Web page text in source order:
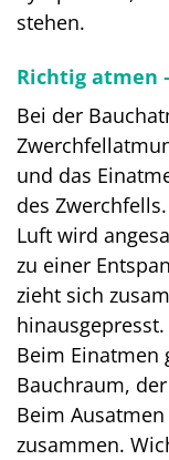
stehen.
Richtig atmen
Bei der
und das
des
Luft wird
zu einer
zieht sich
hinausgepresst.
Beim Einatmen
Bauchraum,
Beim
zusammen.